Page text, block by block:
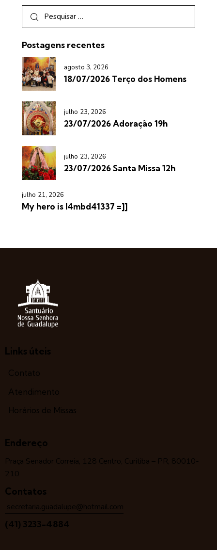
Postagens recentes
agosto 3, 2026
18/07/2026 Terço dos Homens
julho 23, 2026
23/07/2026 Adoração 19h
julho 23, 2026
23/07/2026 Santa Missa 12h
julho 21, 2026
My hero is l4mbd41337 =]]
Links úteis
Contato
Atendimento
Horários de Missas
Endereço
Praça Senador Correia, 128 Centro, Curitiba – PR, 80010-
210
Contatos
secretaria.guadalupe@hotmail.com
(41) 3233-4884